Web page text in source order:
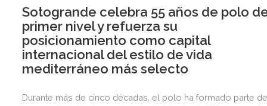
Sotogrande celebra 55 años de polo
primer nivel y refuerza su
posicionamiento como capital
internacional del estilo de vida
mediterráneo más selecto
Durante más de cinco décadas, el polo ha formado parte